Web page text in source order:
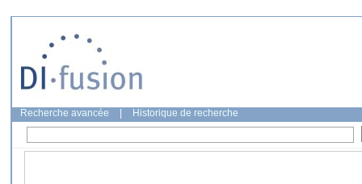
Recherche avancée Historique de recherche